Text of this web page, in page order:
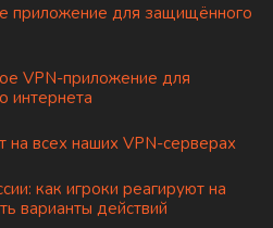
приложение для защищённого
VPN-приложение для
интернета
на всех наших VPN-серверах
как игроки реагируют на
варианты действий